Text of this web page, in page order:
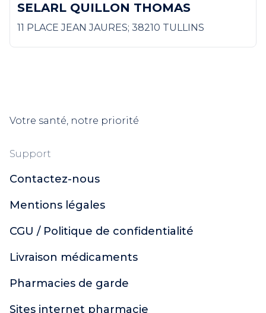
SELARL QUILLON THOMAS
11 PLACE JEAN JAURES; 38210 TULLINS
Votre santé, notre priorité
Support
Contactez-nous
Mentions légales
CGU / Politique de confidentialité
Livraison médicaments
Pharmacies de garde
Sites internet pharmacie